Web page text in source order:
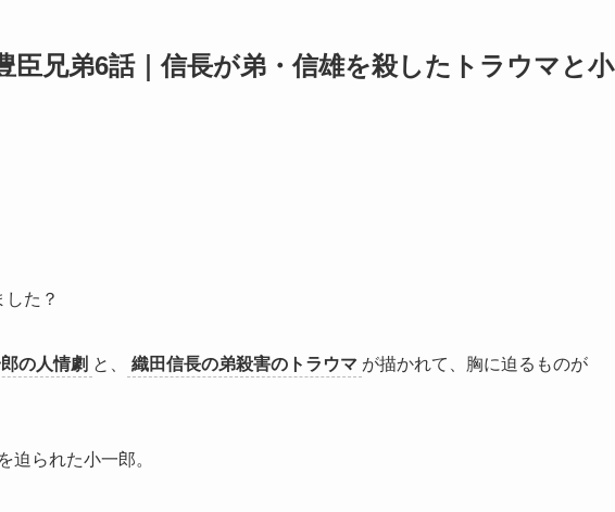
臣兄弟6話｜信長が弟・信雄を殺したトラウマと小
た？
の人情劇 と、 織田信長の弟殺害のトラウマ が描かれて、胸に迫るものが
迫られた小一郎。